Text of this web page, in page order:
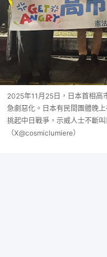
2025年11月25日，日本首相高
急劇惡化。日本有民間團體晚
挑起中日戰爭，示威人士不斷
（X@cosmiclumiere）